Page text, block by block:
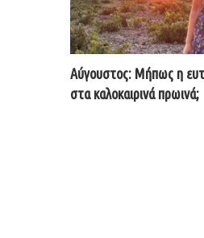
Αύγουστος: Μήπως η
στα καλοκαιρινά πρωινά;